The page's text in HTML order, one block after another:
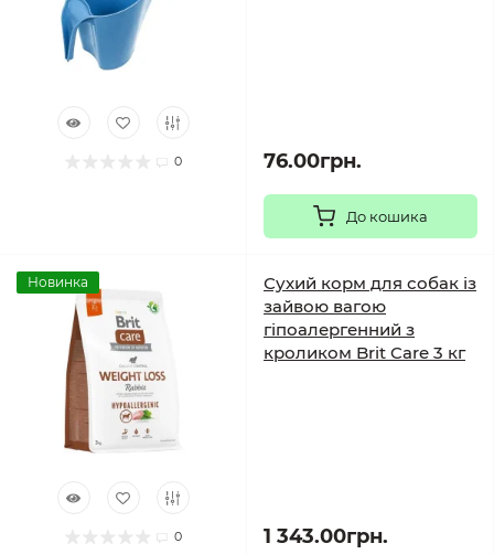
0 76.00грн.
До кошика
Новинка
0
Сухий корм для собак із
зайвою вагою
гіпоалергенний з
кроликом Brit Care 3 кг
1 343.00грн.